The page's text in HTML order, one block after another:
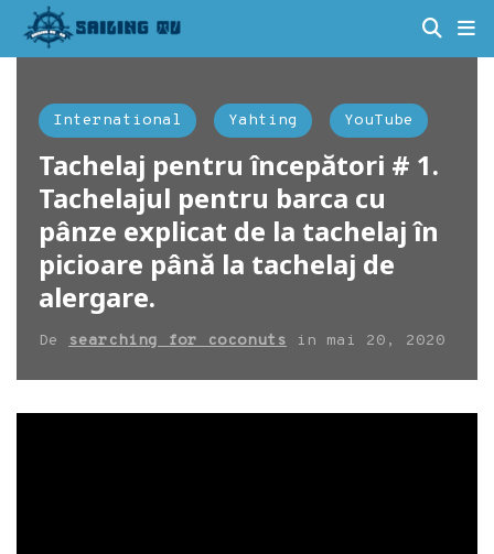
International Yahting YouTube
Tachelaj pentru începători # 1.
Tachelajul pentru barca cu
pânze explicat de la tachelaj în
picioare până la tachelaj de
alergare.
De searching for coconuts in mai 20, 2020